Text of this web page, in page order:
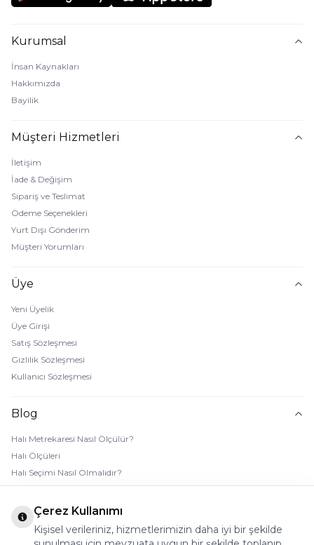
Kurumsal
İnsan Kaynakları
Hakkımızda
Bayilik
Müşteri Hizmetleri
İletişim
İade & Değişim
Sipariş ve Teslimat
Ödeme Seçenekleri
Yurt Dışı Gönderim
Müşteri Yorumları
Üye
Yeni Üyelik
Üye Girişi
Satış Sözleşmesi
Gizlilik Sözleşmesi
Kullanıcı Sözleşmesi
Blog
Halı Metrekaresi Nasıl Ölçülür?
Halı Ölçüleri
Halı Seçimi Nasıl Olmalıdır?
Halı Rengi Nasıl Seçilir?
Halı Temizliği Nasıl Yapılır?
Bebek Halı Temizliği Nasıl Yapılır?
7 Adımda Halı Lekesi Çıkarma
Çerez Kullanımı
Kişisel verileriniz, hizmetlerimizin daha iyi bir şekilde